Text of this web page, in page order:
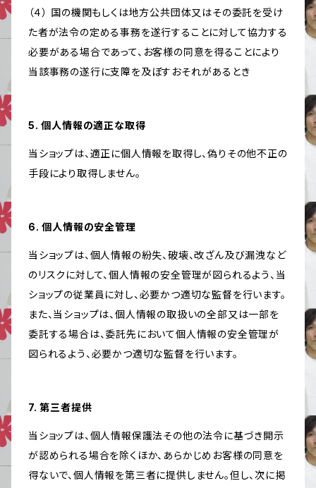
（４） 国の機関もしくは地方公共団体又はその委託を受け
た者が法令の定める事務を遂行することに対して協力する
必要がある場合であって、お客様の同意を得ることにより
当該事務の遂行に支障を及ぼすおそれがあるとき
5. 個人情報の適正な取得
当ショップは、適正に個人情報を取得し、偽りその他不正の
手段により取得しません。
6. 個人情報の安全管理
当ショップは、個人情報の紛失、破壊、改ざん及び漏洩など
のリスクに対して、個人情報の安全管理が図られるよう、当
ショップの従業員に対し、必要かつ適切な監督を行います。
また、当ショップは、個人情報の取扱いの全部又は一部を
委託する場合は、委託先において個人情報の安全管理が
図られるよう、必要かつ適切な監督を行います。
7. 第三者提供
当ショップは、個人情報保護法その他の法令に基づき開示
が認められる場合を除くほか、あらかじめお客様の同意を
得ないで、個人情報を第三者に提供しません。但し、次に掲